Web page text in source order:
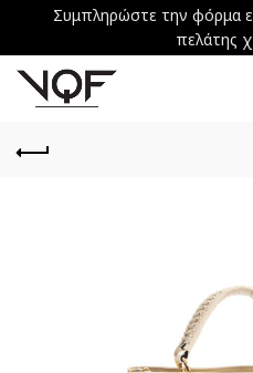
Συμπληρώστε την φόρμα
πελάτης